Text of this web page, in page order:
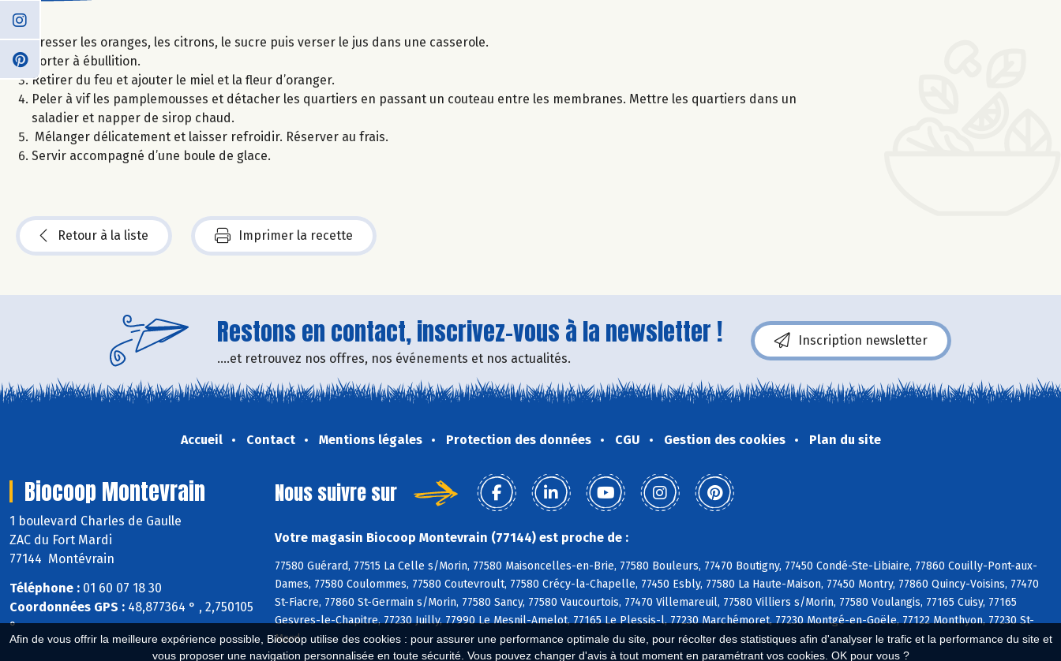
Afin de vous offrir la meilleure expérience possible, Biocoop utilise des cookies : pour assurer une performance optimale du site, pour récolter des statistiques afin d'analyser le trafic et la performance du site et
vous proposer une navigation personnalisée en toute sécurité. Vous pouvez changer d'avis à tout moment en paramétrant vos cookies. OK pour vous ?
Presser les oranges, les citrons, le sucre puis verser le jus dans une casserole.
Porter à ébullition.
Retirer du feu et ajouter le miel et la fleur d’oranger.
Peler à vif les pamplemousses et détacher les quartiers en passant un couteau entre les membranes. Mettre les quartiers dans un
saladier et napper de sirop chaud.
Mélanger délicatement et laisser refroidir. Réserver au frais.
Servir accompagné d’une boule de glace.
Retour à la liste Imprimer la recette
Restons en contact, inscrivez-vous à la newsletter !
....et retrouvez nos offres, nos événements et nos actualités.
Inscription newsletter
Accueil Contact Mentions légales Protection des données CGU Gestion des cookies Plan du site
Biocoop Montevrain
1 boulevard Charles de Gaulle
ZAC du Fort Mardi
77144 Montévrain
Téléphone : 01 60 07 18 30
Coordonnées GPS : 48,877364 ° , 2,750105
°
Nous suivre sur
Votre magasin Biocoop Montevrain (77144) est proche de :
77580 Guérard, 77515 La Celle s/Morin, 77580 Maisoncelles-en-Brie, 77580 Bouleurs, 77470 Boutigny, 77450 Condé-Ste-Libiaire, 77860 Couilly-Pont-aux-
Dames, 77580 Coulommes, 77580 Coutevroult, 77580 Crécy-la-Chapelle, 77450 Esbly, 77580 La Haute-Maison, 77450 Montry, 77860 Quincy-Voisins, 77470
St-Fiacre, 77860 St-Germain s/Morin, 77580 Sancy, 77580 Vaucourtois, 77470 Villemareuil, 77580 Villiers s/Morin, 77580 Voulangis, 77165 Cuisy, 77165
Gesvres-le-Chapitre, 77230 Juilly, 77990 Le Mesnil-Amelot, 77165 Le Plessis-l, 77230 Marchémoret, 77230 Montgé-en-Goële, 77122 Monthyon, 77230 St-
Mard